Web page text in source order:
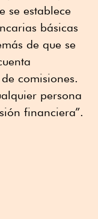
se establece
básicas
de que se
comisiones.
persona
financiera”.